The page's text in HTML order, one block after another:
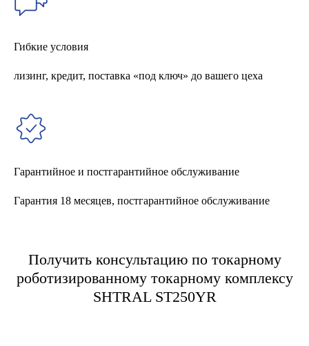
Гибкие условия
лизинг, кредит, поставка «под ключ» до вашего цеха
Гарантийное и постгарантийное обслуживание
Гарантия 18 месяцев, постгарантийное обслуживание
Получить консультацию по токарному
роботизированному токарному комплексу
SHTRAL ST250YR